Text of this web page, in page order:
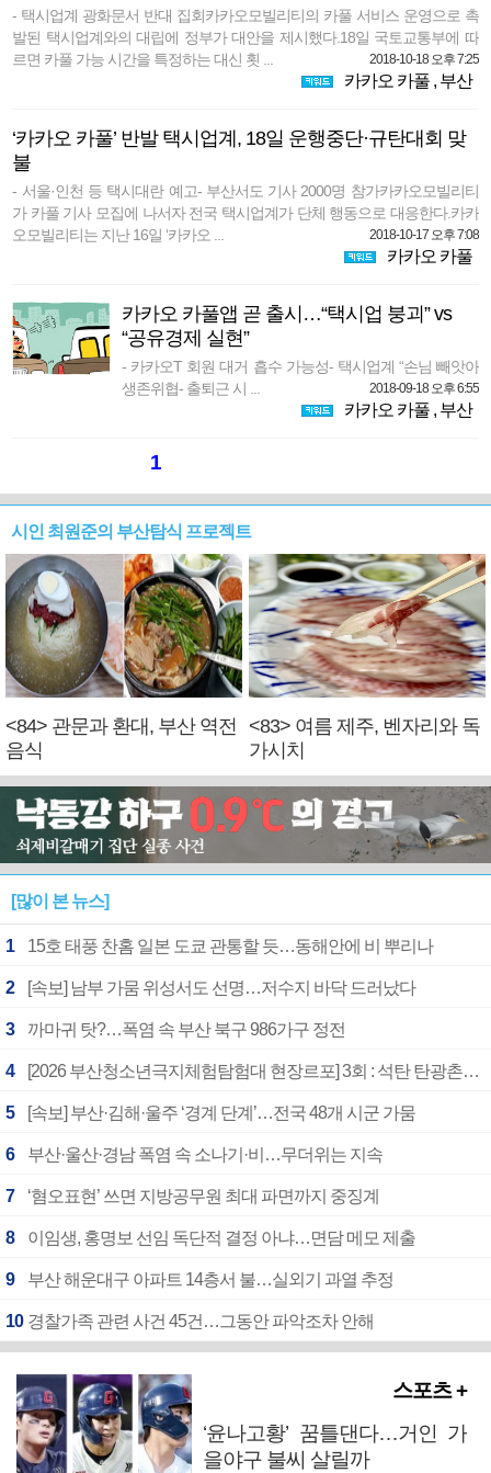
- 택시업계 광화문서 반대 집회카카오모빌리티의 카풀 서비스 운영으로 촉
발된 택시업계와의 대립에 정부가 대안을 제시했다.18일 국토교통부에 따
르면 카풀 가능 시간을 특정하는 대신 횟 ...
2018-10-18 오후 7:25
카카오 카풀, 부산
‘카카오 카풀’ 반발 택시업계, 18일 운행중단·규탄대회 맞
불
- 서울·인천 등 택시대란 예고- 부산서도 기사 2000명 참가카카오모빌리티
가 카풀 기사 모집에 나서자 전국 택시업계가 단체 행동으로 대응한다.카카
오모빌리티는 지난 16일 ‘카카오 ...
2018-10-17 오후 7:08
카카오 카풀
카카오 카풀앱 곧 출시…“택시업 붕괴” vs
“공유경제 실현”
- 카카오T 회원 대거 흡수 가능성- 택시업계 “손님 빼앗아
생존위협- 출퇴근 시 ...
2018-09-18 오후 6:55
카카오 카풀, 부산
1
시인 최원준의 부산탐식 프로젝트
<84> 관문과 환대, 부산 역전
음식
<83> 여름 제주, 벤자리와 독
가시치
[많이 본 뉴스]
1 15호 태풍 찬홈 일본 도쿄 관통할 듯…동해안에 비 뿌리나
2 [속보] 남부 가뭄 위성서도 선명…저수지 바닥 드러났다
3 까마귀 탓?…폭염 속 부산 북구 986가구 정전
4 [2026 부산청소년극지체험탐험대 현장르포] 3회 : 석탄 탄광촌에서 북극 연구의 중심지로
5 [속보] 부산·김해·울주 ‘경계 단계’…전국 48개 시군 가뭄
6 부산·울산·경남 폭염 속 소나기·비…무더위는 지속
7 ‘혐오표현’ 쓰면 지방공무원 최대 파면까지 중징계
8 이임생, 홍명보 선임 독단적 결정 아냐…면담 메모 제출
9 부산 해운대구 아파트 14층서 불…실외기 과열 추정
10 경찰가족 관련 사건 45건…그동안 파악조차 안해
스포츠 +
‘윤나고황’ 꿈틀댄다…거인 가
을야구 불씨 살릴까